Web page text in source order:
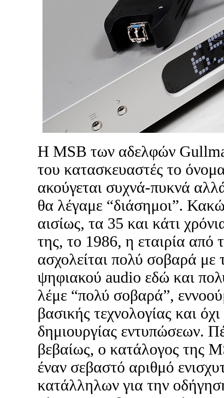
Η MSB των αδελφών
του κατασκευαστές το
ακούγεται συχνά-πυκνά
θα λέγαμε “διάσημοι”.
αισίως, τα 35 και κάτι
της, το 1986, η εταιρία
ασχολείται πολύ σοβαρά με
ψηφιακού audio εδώ και
λέμε “πολύ σοβαρά”,
βασικής τεχνολογίας και
δημιουργίας εντυπώσεων.
βεβαίως, ο κατάλογος της
έναν σεβαστό αριθμό
κατάλληλων για την